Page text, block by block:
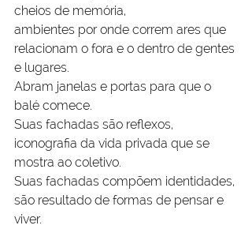
cheios de memória,
ambientes por onde correm ares que
relacionam o fora e o dentro de gentes
e lugares.
Abram janelas e portas para que o
balé comece.
Suas fachadas são reflexos,
iconografia da vida privada que se
mostra ao coletivo.
Suas fachadas compõem identidades,
são resultado de formas de pensar e
viver.